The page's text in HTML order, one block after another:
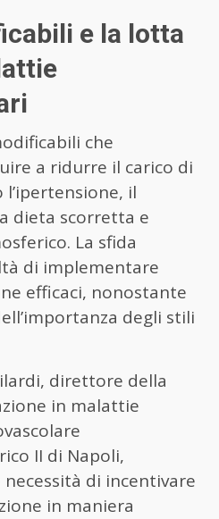
e la lotta
che
a ridurre il carico di
il
dieta scorretta e
La sfida
di implementare
efficaci, nonostante
degli stili
direttore della
in malattie
II di Napoli,
di incentivare
in maniera